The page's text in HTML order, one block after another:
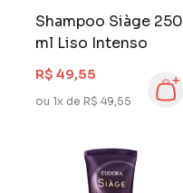
Shampoo Siàge 250
ml Liso Intenso
R$ 49,55
ou 1x de R$ 49,55